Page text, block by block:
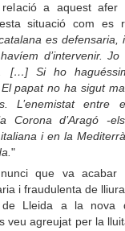
a aquest
situació com
es
d’intervenir. Jo
[…] Si ho
papat no ha sigut
L’enemistat entre
d’Aragó -
i en la
"
que va acabar
i fraudulenta de
de Lleida a la nova
veu agreujat per la